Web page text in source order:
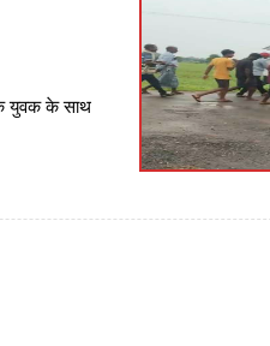
युवक के साथ